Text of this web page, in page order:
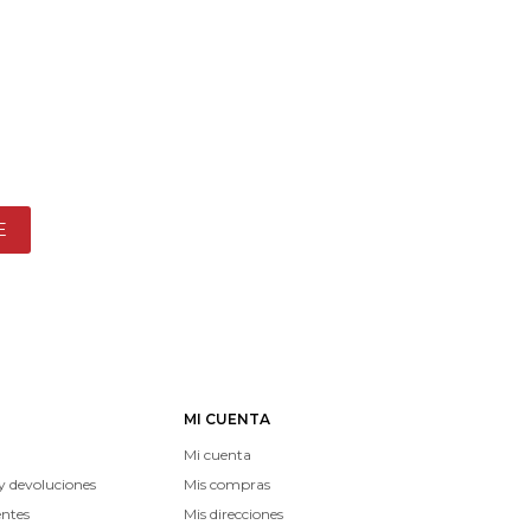
devoluciones
MI CUENTA
Mi cuenta
Mis compras
Mis direcciones